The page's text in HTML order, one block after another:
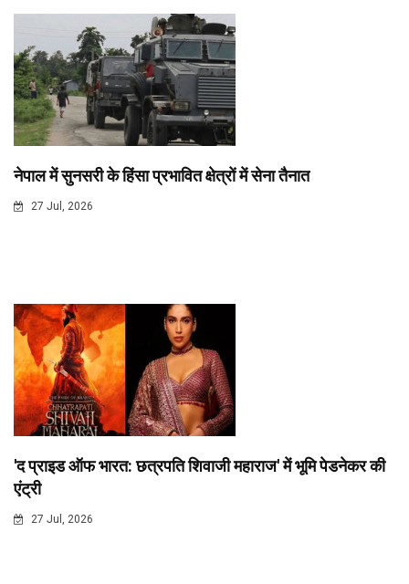
नेपाल में सुनसरी के हिंसा प्रभावित क्षेत्रों में सेना तैनात
27 Jul, 2026
'द प्राइड ऑफ भारत: छत्रपति शिवाजी महाराज' में भूमि पेडनेकर की
एंट्री
27 Jul, 2026